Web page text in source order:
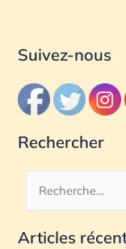
Suivez-nous
Rechercher
c
Articles